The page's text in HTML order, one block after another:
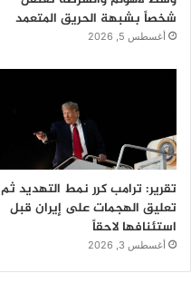
شخصاً بشبهة الحريق المتعمد
أغسطس 5, 2026
تقرير: ترامب كرر نمط التهديد ثم
تعليق الهجمات على إيران قبل
استئنافها لاحقاً
أغسطس 3, 2026